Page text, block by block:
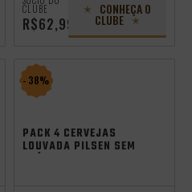
CLUBE
R$62,99
CONHEÇA O
CLUBE
- 38%
PACK 4 CERVEJAS
LOUVADA PILSEN SEM